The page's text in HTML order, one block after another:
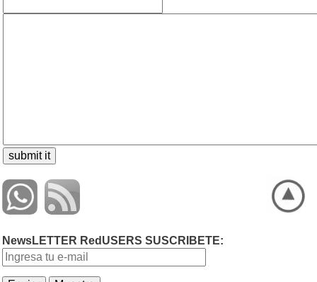
NewsLETTER RedUSERS SUSCRIBETE: